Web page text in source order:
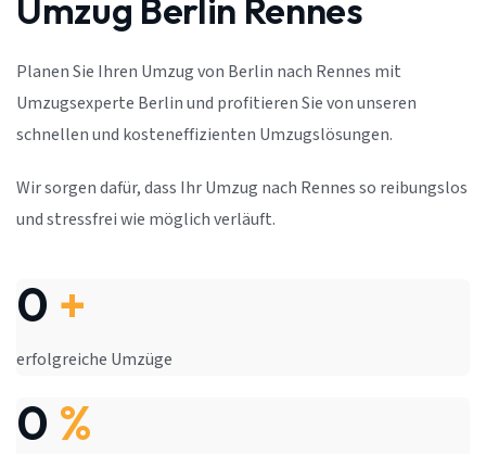
Umzug Berlin Rennes
Planen Sie Ihren Umzug von Berlin nach Rennes mit
Umzugsexperte Berlin und profitieren Sie von unseren
schnellen und kosteneffizienten Umzugslösungen.
Wir sorgen dafür, dass Ihr Umzug nach Rennes so reibungslos
und stressfrei wie möglich verläuft.
0 +
erfolgreiche Umzüge
0 %